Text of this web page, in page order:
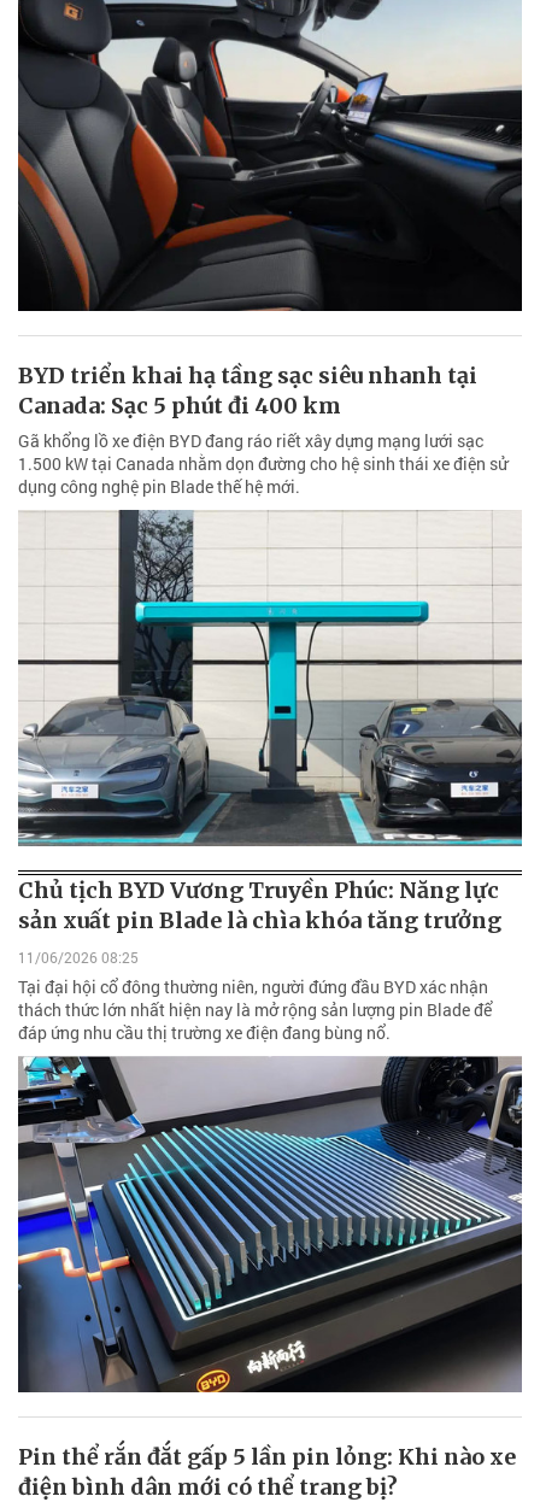
BYD triển khai hạ tầng sạc siêu nhanh tại
Canada: Sạc 5 phút đi 400 km
Gã khổng lồ xe điện BYD đang ráo riết xây dựng mạng lưới sạc
1.500 kW tại Canada nhằm dọn đường cho hệ sinh thái xe điện sử
dụng công nghệ pin Blade thế hệ mới.
Chủ tịch BYD Vương Truyền Phúc: Năng lực
sản xuất pin Blade là chìa khóa tăng trưởng
11/06/2026 08:25
Tại đại hội cổ đông thường niên, người đứng đầu BYD xác nhận
thách thức lớn nhất hiện nay là mở rộng sản lượng pin Blade để
đáp ứng nhu cầu thị trường xe điện đang bùng nổ.
Pin thể rắn đắt gấp 5 lần pin lỏng: Khi nào xe
điện bình dân mới có thể trang bị?